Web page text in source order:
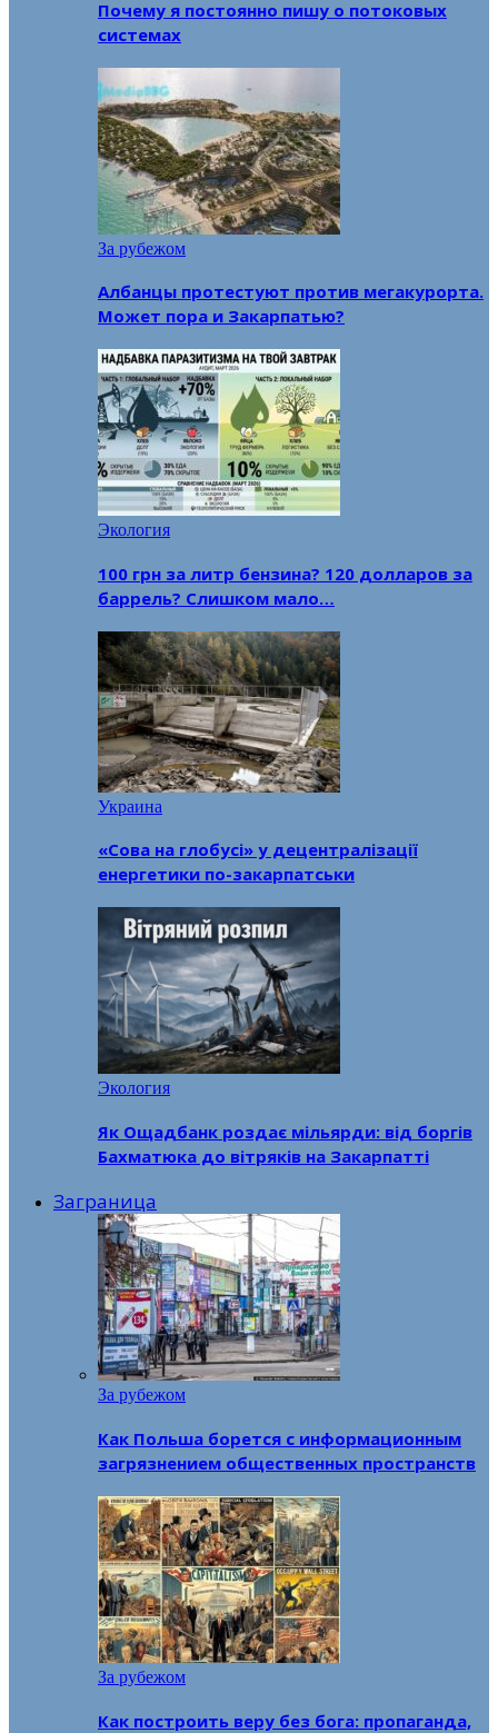
Почему я постоянно пишу о потоковых
системах
За рубежом
Албанцы протестуют против мегакурорта.
Может пора и Закарпатью?
Экология
100 грн за литр бензина? 120 долларов за
баррель? Слишком мало…
Украина
«Сова на глобусі» у децентралізації
енергетики по-закарпатськи
Экология
Як Ощадбанк роздає мільярди: від боргів
Бахматюка до вітряків на Закарпатті
Заграница
За рубежом
Как Польша борется с информационным
загрязнением общественных пространств
За рубежом
Как построить веру без бога: пропаганда,